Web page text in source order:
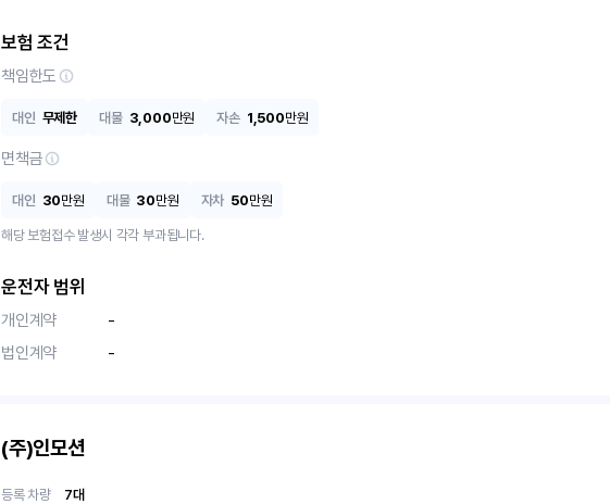
보험 조건
책임한도
대인 무제한 대물 3,000만원 자손 1,500만원
면책금
대인 30만원 대물 30만원 자차 50만원
해당 보험접수 발생시 각각 부과됩니다.
운전자 범위
개인계약
-
법인계약
-
(주)인모션
등록 차량 7대